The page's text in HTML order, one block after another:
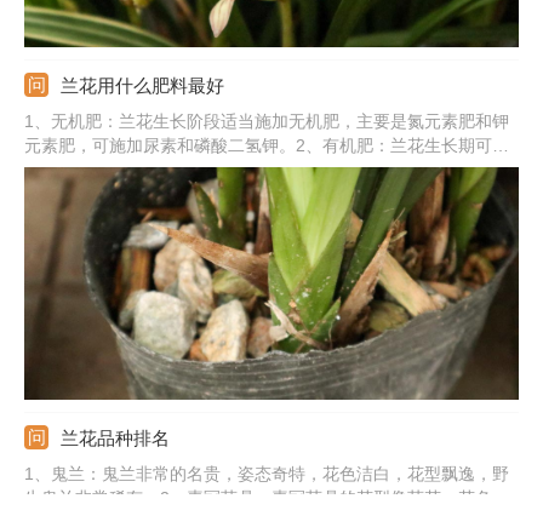
兰花用什么肥料最好
1、无机肥：兰花生长阶段适当施加无机肥，主要是氮元素肥和钾
元素肥，可施加尿素和磷酸二氢钾。2、有机肥：兰花生长期可施
加有机肥，主要是当做底肥使用，也可以当做追肥。3、水溶肥：
兰花还可以施加水溶肥，能促使根部充分吸收养分。4、专用肥：
可以使用兰花专用缓释肥，有效促进兰花根部的生长。
兰花品种排名
1、鬼兰：鬼兰非常的名贵，姿态奇特，花色洁白，花型飘逸，野
生鬼兰非常稀有。2、素冠荷鼎：素冠荷鼎的花型像荷花，花色素